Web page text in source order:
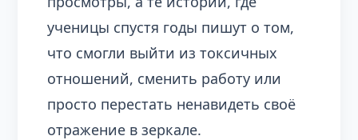
ученицы спустя годы пишут о том,
что смогли выйти из токсичных
отношений, сменить работу или
просто перестать ненавидеть своё
отражение в зеркале.